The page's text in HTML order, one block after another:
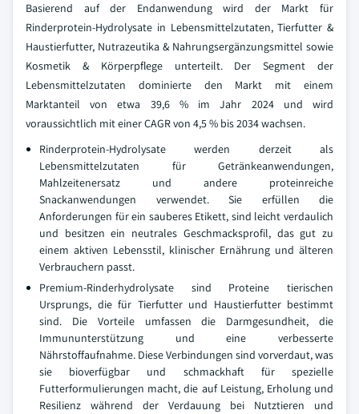
Basierend auf der Endanwendung wird der Markt für
Rinderprotein-Hydrolysate in Lebensmittelzutaten, Tierfutter &
Haustierfutter, Nutrazeutika & Nahrungsergänzungsmittel sowie
Kosmetik & Körperpflege unterteilt. Der Segment der
Lebensmittelzutaten dominierte den Markt mit einem
Marktanteil von etwa 39,6 % im Jahr 2024 und wird
voraussichtlich mit einer CAGR von 4,5 % bis 2034 wachsen.
Rinderprotein-Hydrolysate werden derzeit als
Lebensmittelzutaten für Getränkeanwendungen,
Mahlzeitenersatz und andere proteinreiche
Snackanwendungen verwendet. Sie erfüllen die
Anforderungen für ein sauberes Etikett, sind leicht verdaulich
und besitzen ein neutrales Geschmacksprofil, das gut zu
einem aktiven Lebensstil, klinischer Ernährung und älteren
Verbrauchern passt.
Premium-Rinderhydrolysate sind Proteine tierischen
Ursprungs, die für Tierfutter und Haustierfutter bestimmt
sind. Die Vorteile umfassen die Darmgesundheit, die
Immununterstützung und eine verbesserte
Nährstoffaufnahme. Diese Verbindungen sind vorverdaut, was
sie bioverfügbar und schmackhaft für spezielle
Futterformulierungen macht, die auf Leistung, Erholung und
Resilienz während der Verdauung bei Nutztieren und